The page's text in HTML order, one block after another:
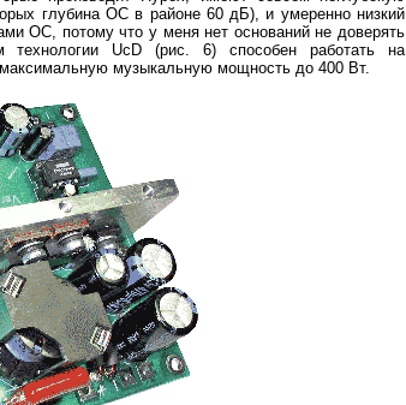
глубина ОС в районе 60 дБ), и умеренно низкий
ОС, потому что у меня нет оснований не доверять
технологии UcD (рис. 6) способен работать на
музыкальную мощность до 400 Вт.